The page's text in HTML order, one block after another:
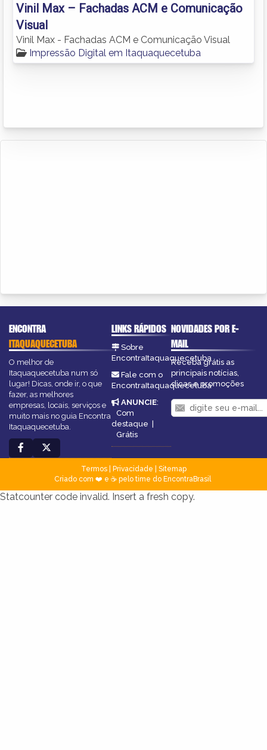
Vinil Max – Fachadas ACM e Comunicação
Visual
Vinil Max - Fachadas ACM e Comunicação Visual
Impressão Digital em Itaquaquecetuba
ENCONTRA
ITAQUAQUECETUBA
O melhor de
Itaquaquecetuba num só
lugar! Dicas, onde ir, o que
fazer, as melhores
empresas, locais, serviços e
muito mais no guia Encontra
Itaquaquecetuba.
LINKS RÁPIDOS
Sobre
EncontraItaquaquecetuba
Fale com o
EncontraItaquaquecetuba
ANUNCIE:
Com
destaque |
Grátis
NOVIDADES POR E-
MAIL
Receba grátis as
principais notícias,
dicas e promoções
Termos| Privacidade
Sitemap
Criado com ❤️ e ☕ pelo time do EncontraBrasil
Statcounter code invalid. Insert a fresh copy.